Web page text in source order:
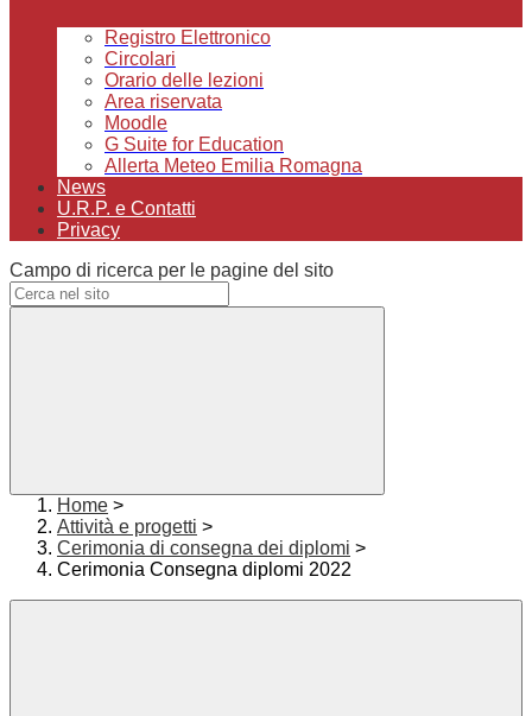
Registro Elettronico
Circolari
Orario delle lezioni
Area riservata
Moodle
G Suite for Education
Allerta Meteo Emilia Romagna
News
U.R.P. e Contatti
Privacy
Campo di ricerca per le pagine del sito
Home >
Attività e progetti >
Cerimonia di consegna dei diplomi >
Cerimonia Consegna diplomi 2022